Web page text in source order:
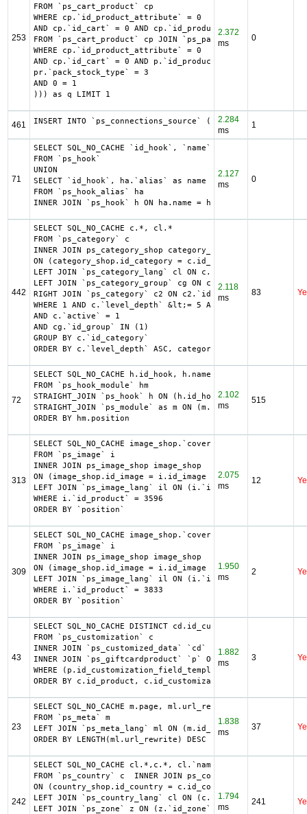
253
FROM `ps_cart_product` cp
WHERE cp.`id_product_attribute` = 0
AND cp.`id_cart` = 0 AND cp.`id_product` = 3833
FROM `ps_cart_product` cp JOIN `ps_pack` p ON
WHERE cp.`id_product_attribute` = 0
AND cp.`id_cart` = 0 AND p.`id_product_item` = 3833
pr.`pack_stock_type` = 3
AND 0 = 1
))) as q LIMIT 1
2.372
ms
0
461 INSERT INTO `ps_connections_source`2.284
ms
1
71
SELECT SQL_NO_CACHE `id_hook`, `name`
FROM `ps_hook`
UNION
SELECT `id_hook`, ha.`alias` as name
FROM `ps_hook_alias` ha
INNER JOIN `ps_hook` h ON ha.name = h.name
2.127
ms
0
442
SELECT SQL_NO_CACHE c.*, cl.*
FROM `ps_category` c
INNER JOIN ps_category_shop category_shop
ON (category_shop.id_category = c.id_category AND
LEFT JOIN `ps_category_lang` cl ON c.`id_category` =
LEFT JOIN `ps_category_group` cg ON c.`id_category` =
RIGHT JOIN `ps_category` c2 ON c2.`id_category` = 2
WHERE 1 AND c.`level_depth` &lt;= 5 AND `id_lang` = 2
AND c.`active` = 1
AND cg.`id_group` IN (1)
GROUP BY c.`id_category`
ORDER BY c.`level_depth` ASC, category_shop.`position`
2.118
ms
83
72
SELECT SQL_NO_CACHE h.id_hook, h.name as h_name,
FROM `ps_hook_module` hm
STRAIGHT_JOIN `ps_hook` h ON (h.id_hook = hm.id_hook
STRAIGHT_JOIN `ps_module` as m ON (m.id_module =
ORDER BY hm.position
2.102
ms
515
313
SELECT SQL_NO_CACHE image_shop.`cover`,
FROM `ps_image` i
INNER JOIN ps_image_shop image_shop
ON (image_shop.id_image = i.id_image AND
LEFT JOIN `ps_image_lang` il ON (i.`id_image` =
WHERE i.`id_product` = 3596
ORDER BY `position`
2.075
ms
12
309
SELECT SQL_NO_CACHE image_shop.`cover`,
FROM `ps_image` i
INNER JOIN ps_image_shop image_shop
ON (image_shop.id_image = i.id_image AND
LEFT JOIN `ps_image_lang` il ON (i.`id_image` =
WHERE i.`id_product` = 3833
ORDER BY `position`
1.950
ms
2
43
SELECT SQL_NO_CACHE DISTINCT cd.id_customization,
FROM `ps_customization` c
INNER JOIN `ps_customized_data` `cd` ON
INNER JOIN `ps_giftcardproduct` `p` ON p.id_product =
WHERE (p.id_customization_field_template = cd.index)
ORDER BY c.id_product, c.id_customization, cd.index
1.882
ms
3
23
SELECT SQL_NO_CACHE m.page, ml.url_rewrite, ml.id_lang
FROM `ps_meta` m
LEFT JOIN `ps_meta_lang` ml ON (m.id_meta = ml.id_meta
ORDER BY LENGTH(ml.url_rewrite) DESC
1.838
ms
37
242
SELECT SQL_NO_CACHE cl.*,c.*, cl.`name` country,
FROM `ps_country` c  INNER JOIN ps_country_shop
ON (country_shop.id_country = c.id_country AND
LEFT JOIN `ps_country_lang` cl ON (c.`id_country` =
LEFT JOIN `ps_zone` z ON (z.`id_zone` = c.`id_zone`)
1.794
ms
241